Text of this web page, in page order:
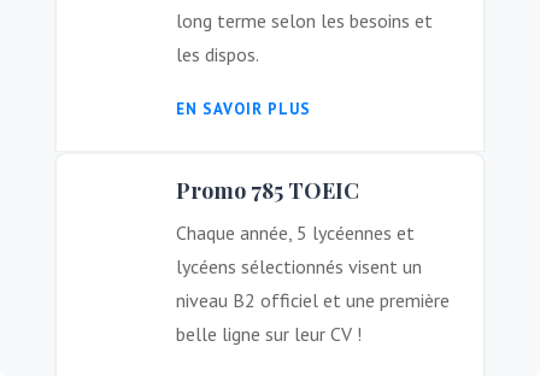
long terme selon les besoins et
les dispos.
EN SAVOIR PLUS
Promo 785 TOEIC
Chaque année, 5 lycéennes et
lycéens sélectionnés visent un
niveau B2 officiel et une première
belle ligne sur leur CV !